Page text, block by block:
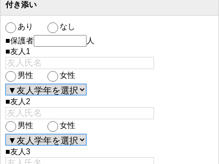
付き添い
あり
なし
■保護者
人
■友人1
男性 女性
■友人2
男性 女性
■友人3